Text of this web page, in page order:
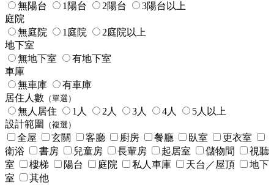
無陽台
1陽台 2陽台
3陽台以上
庭院
無庭院
1庭院
2庭院以上
地下室
無地下室
有地下室
車庫
無車庫
有車庫
居住人數 （單選）
無人居住 1人 2人 3人 4人
5人以上
設計範圍
（複選）
全屋 玄關 客廳 廚房 餐廳 臥室
更衣室
衛浴
書房 兒童房 長輩房 起居室 儲物間
視聽
室
樓梯 陽台 庭院 私人車庫 天台／屋頂
地下
室
其他